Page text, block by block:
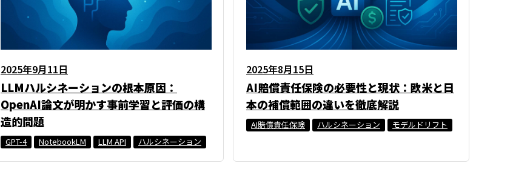
2025年9月11日
LLMハルシネーションの根本原因：
OpenAI論文が明かす事前学習と評価の構
造的問題
GPT-4 NotebookLM LLM API ハルシネーション
2025年8月15日
AI賠償責任保険の必要性と現状：欧米と日
本の補償範囲の違いを徹底解説
AI賠償責任保険 ハルシネーション モデルドリフト